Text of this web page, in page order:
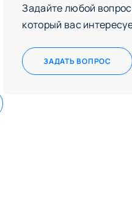
Задайте любой
который вас
ЗАДАТЬ ВОПРОС